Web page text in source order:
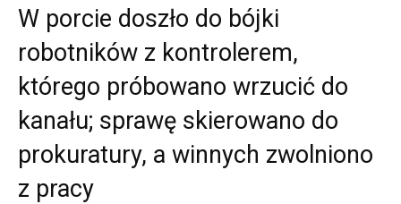
W porcie doszło do bójki
robotników z kontrolerem,
którego próbowano wrzucić do
kanału; sprawę skierowano do
prokuratury, a winnych zwolniono
z pracy